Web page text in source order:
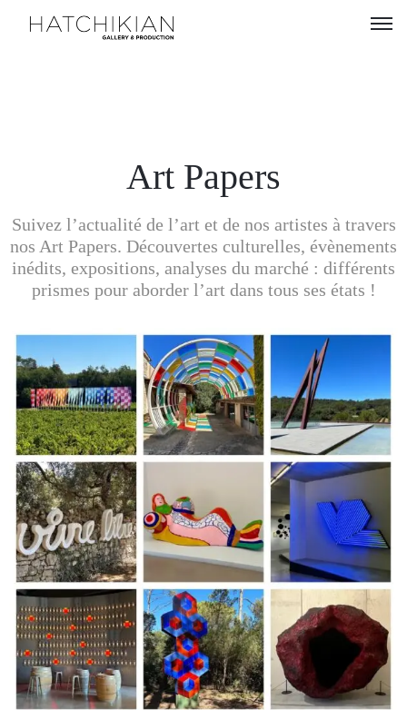
Visitez
notre
Art
Lire
notre
Magazine
Contact
Art Papers
Suivez l’actualité de l’art et de nos artistes à travers
nos Art Papers. Découvertes culturelles, évènements
inédits, expositions, analyses du marché : différents
prismes pour aborder l’art dans tous ses états !